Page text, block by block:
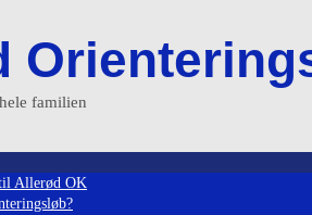
familien
Allerød OK